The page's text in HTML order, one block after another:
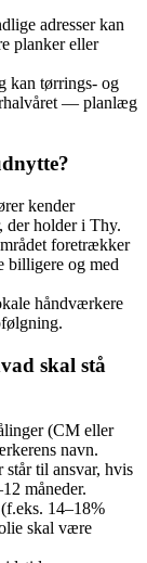
adresser kan
planker eller
kan tørrings- og
— planlæg
kender
der holder i Thy.
foretrækker
og med
håndværkere
skal stå
(CM eller
navn.
til ansvar, hvis
måneder.
14–18%
skal være